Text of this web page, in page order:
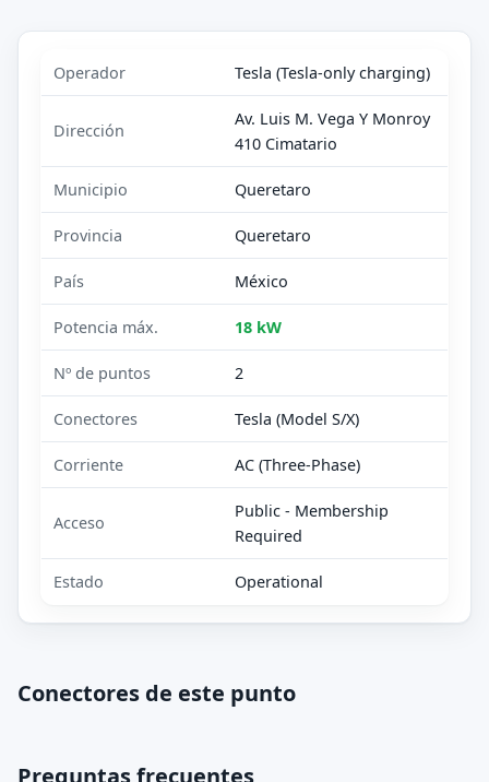
Operador Tesla (Tesla-only charging)
Dirección
Av. Luis M. Vega Y Monroy
410 Cimatario
Municipio Queretaro
Provincia Queretaro
País México
Potencia máx. 18 kW
Nº de puntos 2
Conectores Tesla (Model S/X)
Corriente AC (Three-Phase)
Acceso
Public - Membership
Required
Estado Operational
Conectores de este punto
Preguntas frecuentes